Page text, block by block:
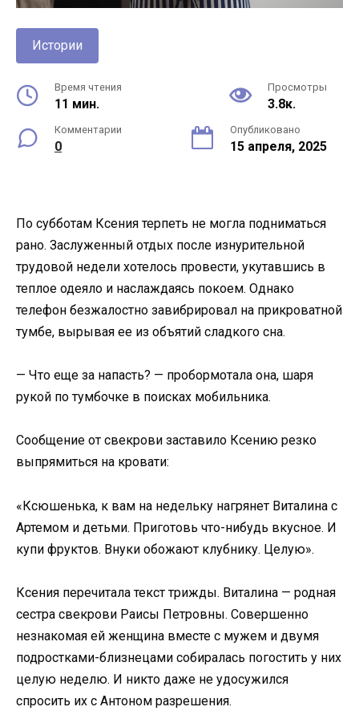
Истории
Время чтения
11 мин.
Просмотры
3.8к.
Комментарии
0
Опубликовано
15 апреля, 2025
По субботам Ксения терпеть не могла подниматься
рано. Заслуженный отдых после изнурительной
трудовой недели хотелось провести, укутавшись в
теплое одеяло и наслаждаясь покоем. Однако
телефон безжалостно завибрировал на прикроватной
тумбе, вырывая ее из объятий сладкого сна.
— Что еще за напасть? — пробормотала она, шаря
рукой по тумбочке в поисках мобильника.
Сообщение от свекрови заставило Ксению резко
выпрямиться на кровати:
«Ксюшенька, к вам на недельку нагрянет Виталина с
Артемом и детьми. Приготовь что-нибудь вкусное. И
купи фруктов. Внуки обожают клубнику. Целую».
Ксения перечитала текст трижды. Виталина — родная
сестра свекрови Раисы Петровны. Совершенно
незнакомая ей женщина вместе с мужем и двумя
подростками-близнецами собиралась погостить у них
целую неделю. И никто даже не удосужился
спросить их с Антоном разрешения.